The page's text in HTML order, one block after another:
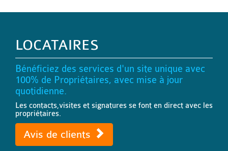
LOCATAIRES
Bénéficiez des services d'un site unique avec
100% de Propriétaires, avec mise à jour
quotidienne.
Les contacts,visites et signatures se font en direct avec les
propriétaires.
Avis de clients